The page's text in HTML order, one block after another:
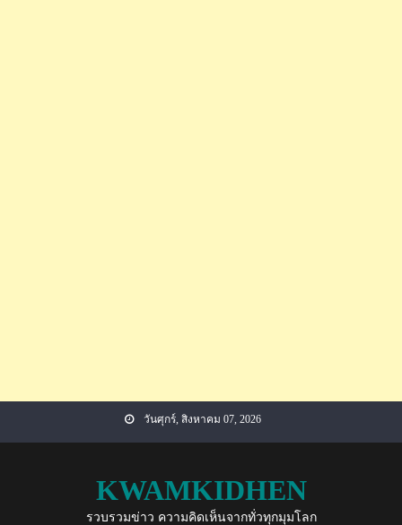
วันศุกร์, สิงหาคม 07, 2026
KWAMKIDHEN
รวบรวมข่าว ความคิดเห็นจากทั่วทุกมุมโลก